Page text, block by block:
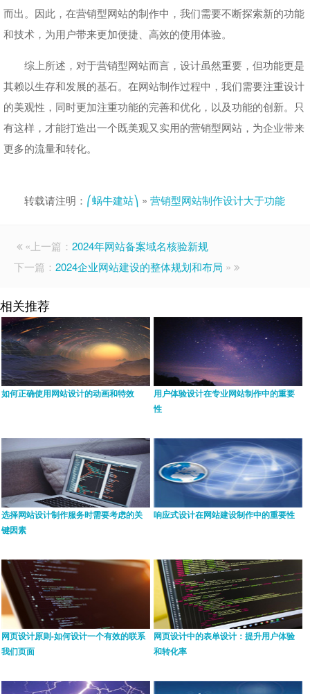
而出。因此，在营销型网站的制作中，我们需要不断探索新的功能
和技术，为用户带来更加便捷、高效的使用体验。
综上所述，对于营销型网站而言，设计虽然重要，但功能更是
其赖以生存和发展的基石。在网站制作过程中，我们需要注重设计
的美观性，同时更加注重功能的完善和优化，以及功能的创新。只
有这样，才能打造出一个既美观又实用的营销型网站，为企业带来
更多的流量和转化。
转载请注明： ⎛蜗牛建站⎞ » 营销型网站制作设计大于功能
«上一篇： 2024年网站备案域名核验新规
下一篇： 2024企业网站建设的整体规划和布局 »
相关推荐
如何正确使用网站设计的动画和特效
用户体验设计在专业网站制作中的重要
性
选择网站设计制作服务时需要考虑的关
键因素
响应式设计在网站建设制作中的重要性
网页设计原则-如何设计一个有效的联系
我们页面
网页设计中的表单设计：提升用户体验
和转化率